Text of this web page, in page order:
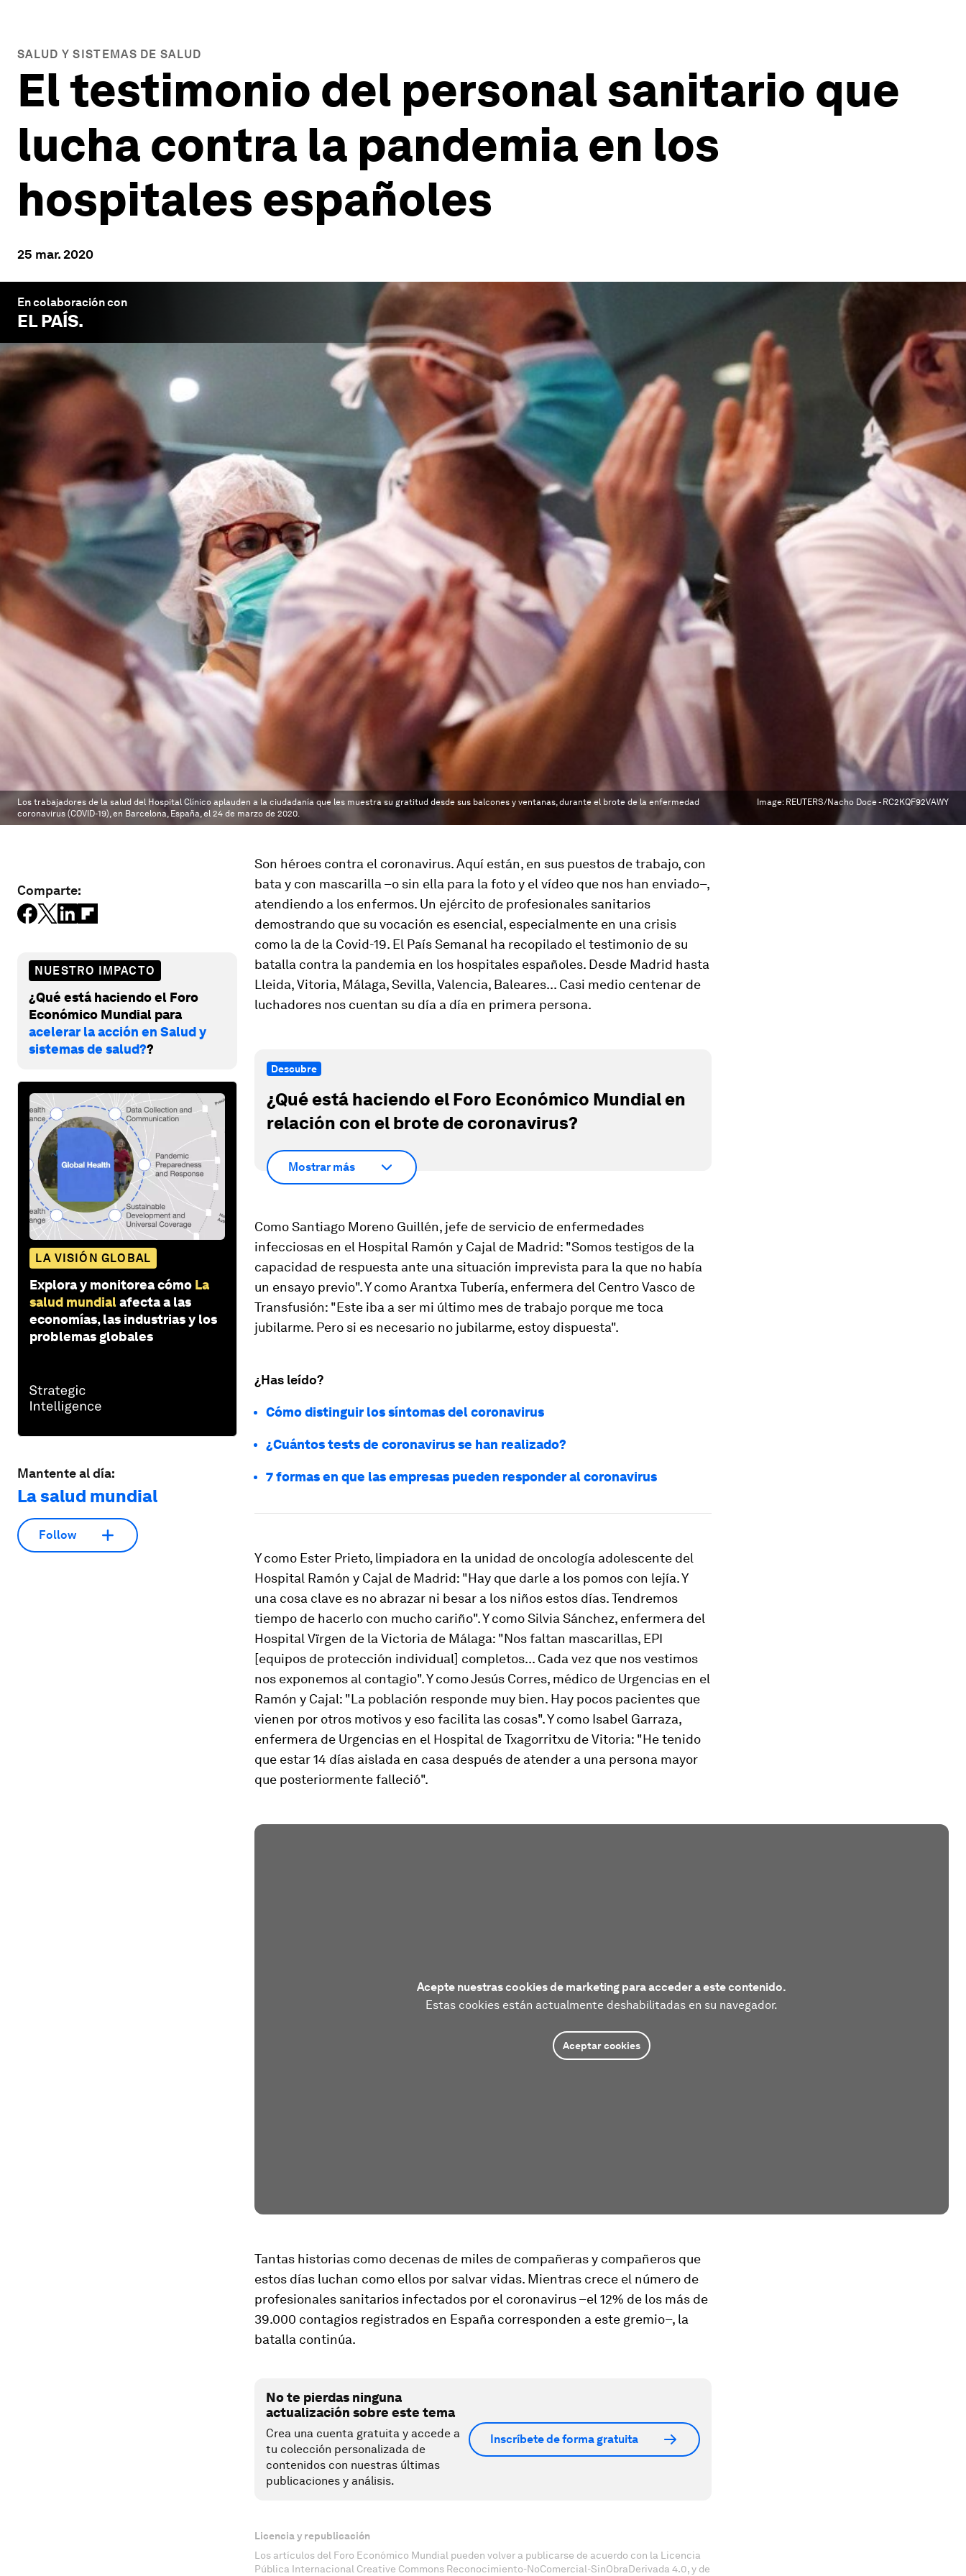
SALUD Y SISTEMAS DE SALUD
El testimonio del personal sanitario que
lucha contra la pandemia en los
hospitales españoles
25 mar. 2020
En colaboración con
EL PAÍS.
Los trabajadores de la salud del Hospital Clínico aplauden a la ciudadanía que les muestra su gratitud desde sus balcones y ventanas, durante el brote de la enfermedad
coronavirus (COVID-19), en Barcelona, España, el 24 de marzo de 2020.
Image: REUTERS/Nacho Doce - RC2KQF92VAWY
Comparte:
NUESTRO IMPACTO
¿Qué está haciendo el Foro
Económico Mundial para
acelerar la acción en Salud y
sistemas de salud??
LA VISIÓN GLOBAL
Explora y monitorea cómo La
salud mundialafecta a las
economías, las industrias y los
problemas globales
Mantente al día:
La salud mundial
Follow
Son héroes contra el coronavirus. Aquí están, en sus puestos de trabajo, con
bata y con mascarilla –o sin ella para la foto y el vídeo que nos han enviado–,
atendiendo a los enfermos. Un ejército de profesionales sanitarios
demostrando que su vocación es esencial, especialmente en una crisis
como la de la Covid-19. El País Semanal ha recopilado el testimonio de su
batalla contra la pandemia en los hospitales españoles. Desde Madrid hasta
Lleida, Vitoria, Málaga, Sevilla, Valencia, Baleares... Casi medio centenar de
luchadores nos cuentan su día a día en primera persona.
Descubre
¿Qué está haciendo el Foro Económico Mundial en
relación con el brote de coronavirus?
Mostrar más
Como Santiago Moreno Guillén, jefe de servicio de enfermedades
infecciosas en el Hospital Ramón y Cajal de Madrid: "Somos testigos de la
capacidad de respuesta ante una situación imprevista para la que no había
un ensayo previo". Y como Arantxa Tubería, enfermera del Centro Vasco de
Transfusión: "Este iba a ser mi último mes de trabajo porque me toca
jubilarme. Pero si es necesario no jubilarme, estoy dispuesta".
¿Has leído?
Cómo distinguir los síntomas del coronavirus
¿Cuántos tests de coronavirus se han realizado?
7 formas en que las empresas pueden responder al coronavirus
Y como Ester Prieto, limpiadora en la unidad de oncología adolescente del
Hospital Ramón y Cajal de Madrid: "Hay que darle a los pomos con lejía. Y
una cosa clave es no abrazar ni besar a los niños estos días. Tendremos
tiempo de hacerlo con mucho cariño". Y como Silvia Sánchez, enfermera del
Hospital Vïrgen de la Victoria de Málaga: "Nos faltan mascarillas, EPI
[equipos de protección individual] completos... Cada vez que nos vestimos
nos exponemos al contagio". Y como Jesús Corres, médico de Urgencias en el
Ramón y Cajal: "La población responde muy bien. Hay pocos pacientes que
vienen por otros motivos y eso facilita las cosas". Y como Isabel Garraza,
enfermera de Urgencias en el Hospital de Txagorritxu de Vitoria: "He tenido
que estar 14 días aislada en casa después de atender a una persona mayor
que posteriormente falleció".
Acepte nuestras cookies de marketing para acceder a este contenido.
Estas cookies están actualmente deshabilitadas en su navegador.
Aceptar cookies
Tantas historias como decenas de miles de compañeras y compañeros que
estos días luchan como ellos por salvar vidas. Mientras crece el número de
profesionales sanitarios infectados por el coronavirus –el 12% de los más de
39.000 contagios registrados en España corresponden a este gremio–, la
batalla continúa.
No te pierdas ninguna
actualización sobre este tema
Crea una cuenta gratuita y accede a
tu colección personalizada de
contenidos con nuestras últimas
publicaciones y análisis.
Inscríbete de forma gratuita
Licencia y republicación
Los artículos del Foro Económico Mundial pueden volver a publicarse de acuerdo con la Licencia
Pública Internacional Creative Commons Reconocimiento-NoComercial-SinObraDerivada 4.0, y de